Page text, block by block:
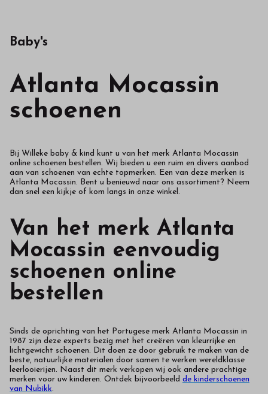
Baby's
Atlanta Mocassin
schoenen
Bij Willeke baby & kind kunt u van het merk Atlanta Mocassin
online schoenen bestellen. Wij bieden u een ruim en divers aanbod
aan van schoenen van echte topmerken. Een van deze merken is
Atlanta Mocassin. Bent u benieuwd naar ons assortiment? Neem
dan snel een kijkje of kom langs in onze winkel.
Van het merk Atlanta
Mocassin eenvoudig
schoenen online
bestellen
Sinds de oprichting van het Portugese merk Atlanta Mocassin in
1987 zijn deze experts bezig met het creëren van kleurrijke en
lichtgewicht schoenen. Dit doen ze door gebruik te maken van de
beste, natuurlijke materialen door samen te werken wereldklasse
leerlooierijen. Naast dit merk verkopen wij ook andere prachtige
merken voor uw kinderen. Ontdek bijvoorbeeld de kinderschoenen
van Nubikk.